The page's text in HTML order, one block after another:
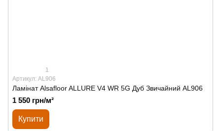
1
Артикул: AL906
Ламінат Alsafloor ALLURE V4 WR 5G Дуб Звичайний AL906
1 550 грн/м²
Купити